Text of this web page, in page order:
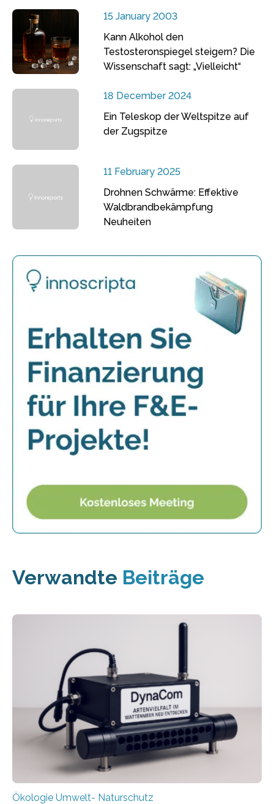
15 January 2003
Kann Alkohol den
Testosteronspiegel steigern? Die
Wissenschaft sagt: „Vielleicht“
18 December 2024
Ein Teleskop der Weltspitze auf
der Zugspitze
11 February 2025
Drohnen Schwärme: Effektive
Waldbrandbekämpfung
Neuheiten
Verwandte Beiträge
Ökologie Umwelt- Naturschutz